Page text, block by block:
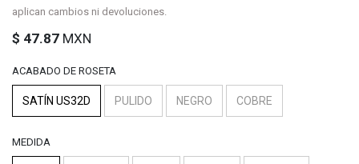
aplican cambios ni devoluciones.
$ 47.87 MXN
ACABADO DE ROSETA
SATÍN US32D PULIDO NEGRO COBRE
MEDIDA